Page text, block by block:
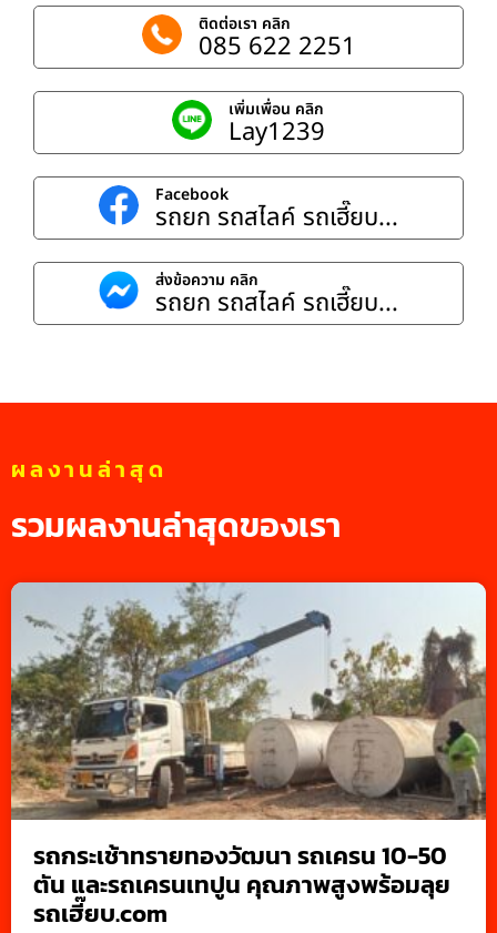
ติดต่อเรา คลิก
085 622 2251
เพิ่มเพื่อน คลิก
Lay1239
Facebook
รถยก รถสไลค์ รถเฮี๊ยบ...
ส่งข้อความ คลิก
รถยก รถสไลค์ รถเฮี๊ยบ...
ผลงานล่าสุด
รวมผลงานล่าสุดของเรา
รถกระเช้าทรายทองวัฒนา รถเครน 10-50
ตัน และรถเครนเทปูน คุณภาพสูงพร้อมลุย
รถเฮี๊ยบ.com